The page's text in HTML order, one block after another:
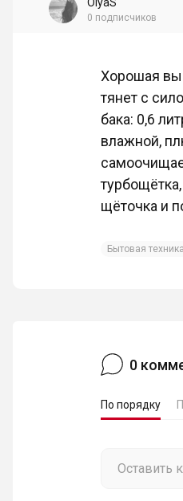
0 подписчиков
Хорошая
тянет с
бака: 0,6
влажной,
щёточка и
Бытовая техника
0
По порядку